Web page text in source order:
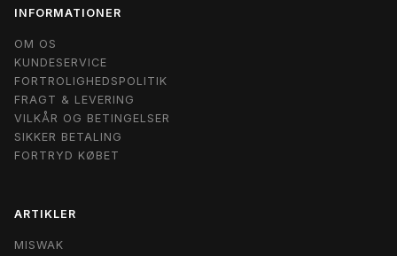
INFORMATIONER
OM OS
KUNDESERVICE
FORTROLIGHEDSPOLITIK
FRAGT & LEVERING
VILKÅR OG BETINGELSER
SIKKER BETALING
FORTRYD KØBET
ARTIKLER
MISWAK